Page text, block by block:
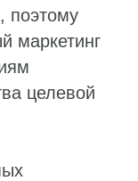
поэтому
маркетинг
целевой